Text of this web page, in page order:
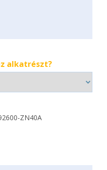
alkatrészt?
ZN40A